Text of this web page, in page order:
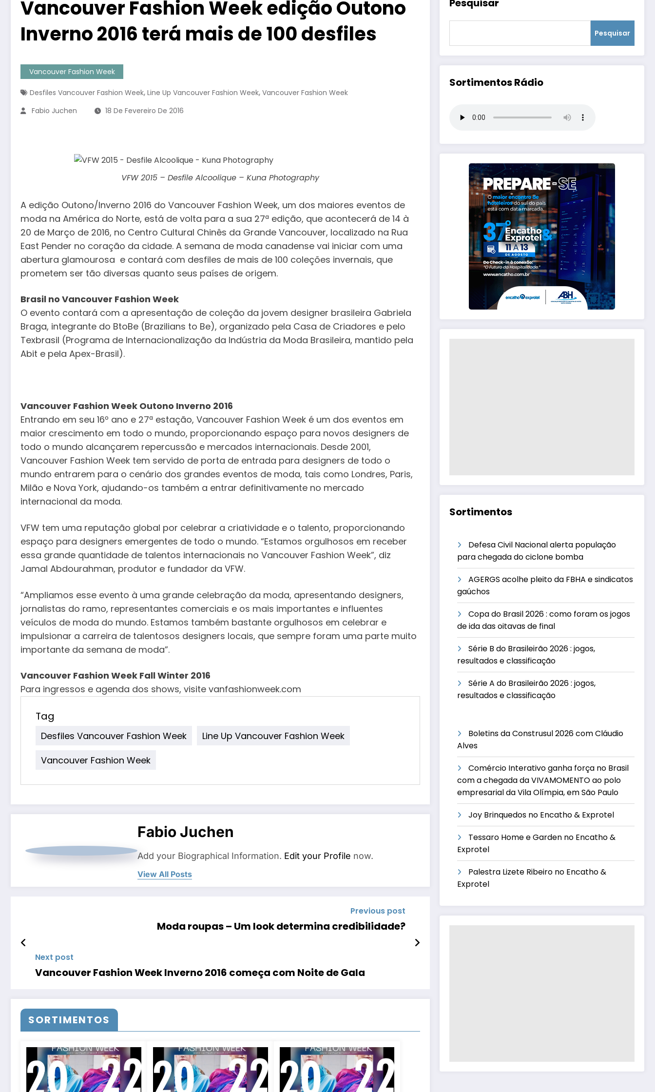
Vancouver Fashion Week edição Outono
Inverno 2016 terá mais de 100 desfiles
Vancouver Fashion Week
Desfiles Vancouver Fashion Week, Line Up Vancouver Fashion Week, Vancouver Fashion Week
Fabio Juchen
18 De Fevereiro De 2016
VFW 2015 – Desfile Alcoolique – Kuna Photography
A edição Outono/Inverno 2016 do Vancouver Fashion Week, um dos maiores eventos de
moda na América do Norte, está de volta para a sua 27ª edição, que acontecerá de 14 à
20 de Março de 2016, no Centro Cultural Chinês da Grande Vancouver, localizado na Rua
East Pender no coração da cidade. A semana de moda canadense vai iniciar com uma
abertura glamourosa e contará com desfiles de mais de 100 coleções invernais, que
prometem ser tão diversas quanto seus países de origem.
Brasil no Vancouver Fashion Week
O evento contará com a apresentação de coleção da jovem designer brasileira Gabriela
Braga, integrante do BtoBe (Brazilians to Be), organizado pela Casa de Criadores e pelo
Texbrasil (Programa de Internacionalização da Indústria da Moda Brasileira, mantido pela
Abit e pela Apex-Brasil).
Vancouver Fashion Week Outono Inverno 2016
Entrando em seu 16º ano e 27ª estação, Vancouver Fashion Week é um dos eventos em
maior crescimento em todo o mundo, proporcionando espaço para novos designers de
todo o mundo alcançarem repercussão e mercados internacionais. Desde 2001,
Vancouver Fashion Week tem servido de porta de entrada para designers de todo o
mundo entrarem para o cenário dos grandes eventos de moda, tais como Londres, Paris,
Milão e Nova York, ajudando-os também a entrar definitivamente no mercado
internacional da moda.
VFW tem uma reputação global por celebrar a criatividade e o talento, proporcionando
espaço para designers emergentes de todo o mundo. “Estamos orgulhosos em receber
essa grande quantidade de talentos internacionais no Vancouver Fashion Week”, diz
Jamal Abdourahman, produtor e fundador da VFW.
“Ampliamos esse evento à uma grande celebração da moda, apresentando designers,
jornalistas do ramo, representantes comerciais e os mais importantes e influentes
veículos de moda do mundo. Estamos também bastante orgulhosos em celebrar e
impulsionar a carreira de talentosos designers locais, que sempre foram uma parte muito
importante da semana de moda”.
Vancouver Fashion Week Fall Winter 2016
Para ingressos e agenda dos shows, visite vanfashionweek.com
Tag
Desfiles Vancouver Fashion Week
Line Up Vancouver Fashion Week
Vancouver Fashion Week
Fabio Juchen
Add your Biographical Information. Edit your Profile now.
View All Posts
Previous post
Moda roupas – Um look determina credibilidade?
Next post
Vancouver Fashion Week Inverno 2016 começa com Noite de Gala
SORTIMENTOS
Pesquisar
Pesquisar
Sortimentos Rádio
Sortimentos
Defesa Civil Nacional alerta população
para chegada do ciclone bomba
AGERGS acolhe pleito da FBHA e sindicatos
gaúchos
Copa do Brasil 2026 : como foram os jogos
de ida das oitavas de final
Série B do Brasileirão 2026 : jogos,
resultados e classificação
Série A do Brasileirão 2026 : jogos,
resultados e classificação
Boletins da Construsul 2026 com Cláudio
Alves
Comércio Interativo ganha força no Brasil
com a chegada da VIVAMOMENTO ao polo
empresarial da Vila Olímpia, em São Paulo
Joy Brinquedos no Encatho & Exprotel
Tessaro Home e Garden no Encatho &
Exprotel
Palestra Lizete Ribeiro no Encatho &
Exprotel